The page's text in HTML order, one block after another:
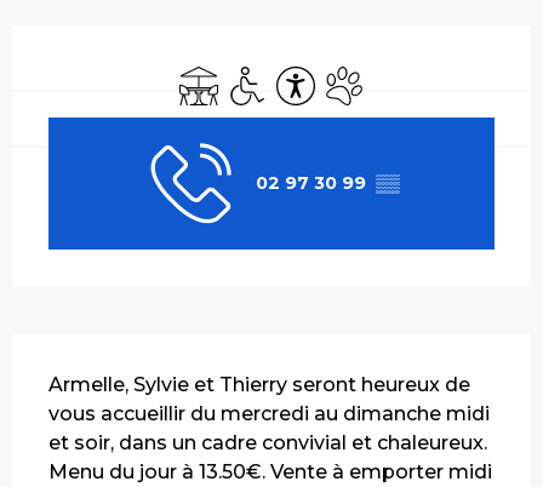
TerrasseAccès handicapés
Accessibilité
Animaux acceptés
02 97 30 99 ▒▒
Armelle, Sylvie et Thierry seront heureux de
vous accueillir du mercredi au dimanche midi
et soir, dans un cadre convivial et chaleureux.
Menu du jour à 13.50€. Vente à emporter midi